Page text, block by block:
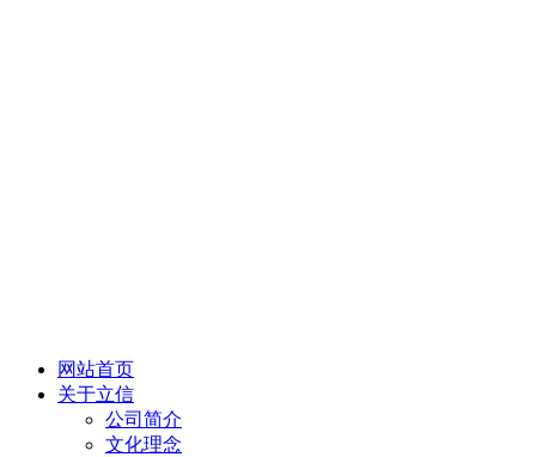
网站首页
关于立信
公司简介
文化理念